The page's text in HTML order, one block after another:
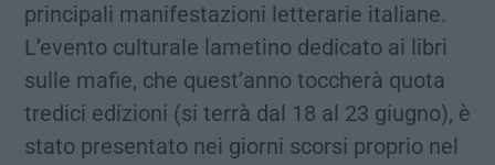
principali manifestazioni letterarie italiane.
L’evento culturale lametino dedicato ai libri
sulle mafie, che quest’anno toccherà quota
tredici edizioni (si terrà dal 18 al 23 giugno), è
stato presentato nei giorni scorsi proprio nel